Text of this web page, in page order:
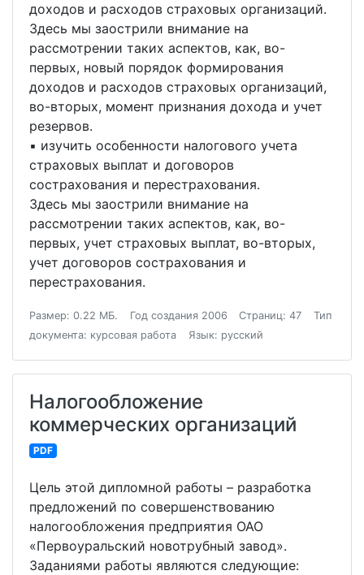
доходов и расходов страховых организаций.
Здесь мы заострили внимание на
рассмотрении таких аспектов, как, во-
первых, новый порядок формирования
доходов и расходов страховых организаций,
во-вторых, момент признания дохода и учет
резервов.
▪ изучить особенности налогового учета
страховых выплат и договоров
сострахования и перестрахования.
Здесь мы заострили внимание на
рассмотрении таких аспектов, как, во-
первых, учет страховых выплат, во-вторых,
учет договоров сострахования и
перестрахования.
Размер: 0.22 МБ. Год создания 2006 Страниц: 47
Тип
документа: курсовая работа
Язык: русский
Налогообложение
коммерческих организаций
PDF
Цель этой дипломной работы – разработка
предложений по совершенствованию
налогообложения предприятия ОАО
«Первоуральский новотрубный завод».
Заданиями работы являются следующие: